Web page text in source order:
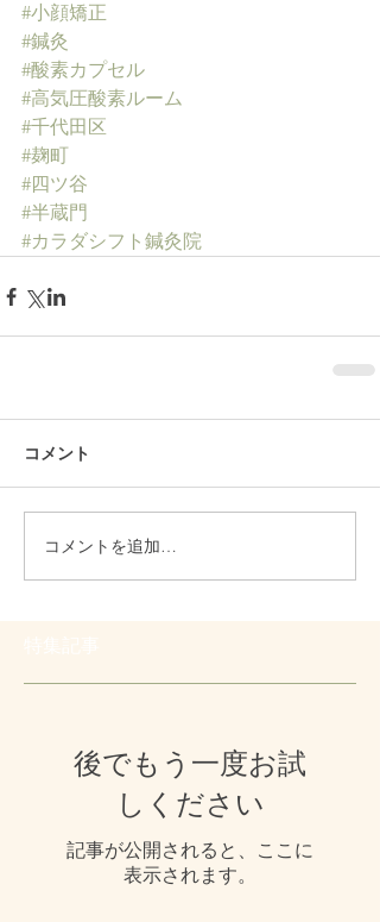
#小顔矯正
#鍼灸
#酸素カプセル
#高気圧酸素ルーム
#千代田区
#麹町
#四ツ谷
#半蔵門
#カラダシフト鍼灸院
コメント
コメントを追加…
後でもう一度お試
しください
記事が公開されると、ここに
表示されます。